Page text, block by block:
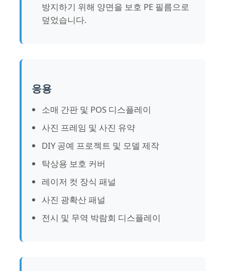
아크릴 디스플레이 박스
반사경 아크릴 시트
돌출성형 아크릴 시트
대리석 아크릴 시트
아크릴 입지
아크릴 사진 프레임
방지하기 위해 양면을 보호 PE 필름으로
덮었습니다.
응용
소매 간판 및 POS 디스플레이
사진 프레임 및 사진 유약
DIY 공예 프로젝트 및 모델 제작
탁상용 보호 커버
레이저 컷 장식 패널
사진 광확산 패널
전시 및 무역 박람회 디스플레이